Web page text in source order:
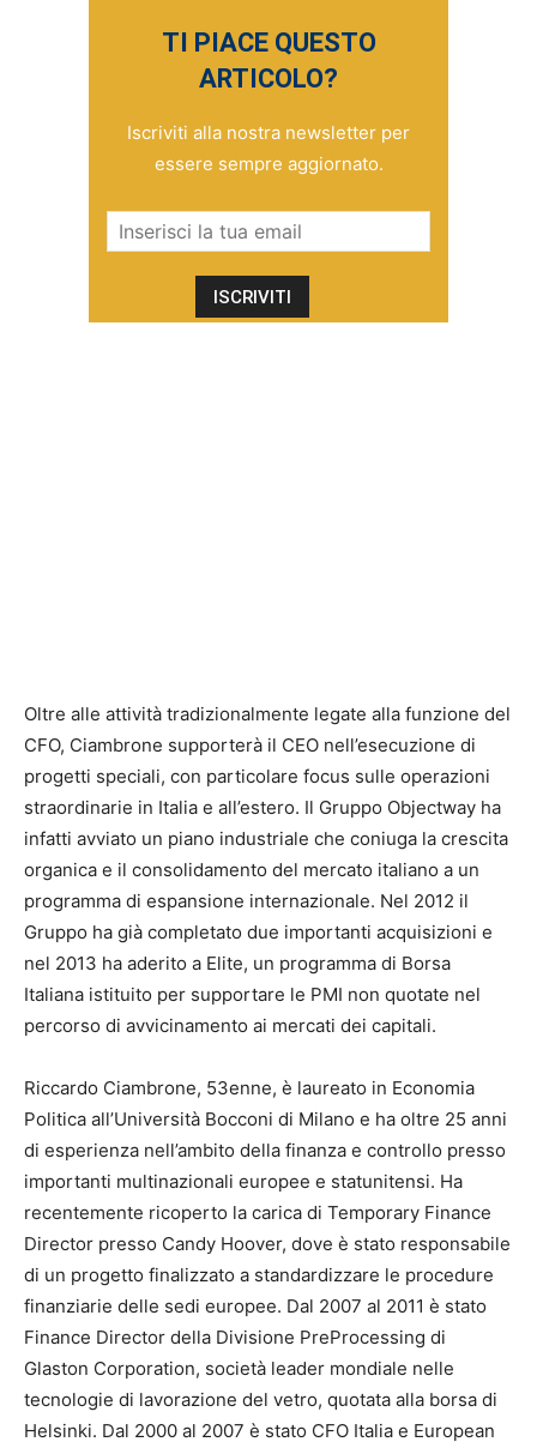
TI PIACE QUESTO
ARTICOLO?
Iscriviti alla nostra newsletter per
essere sempre aggiornato.
Oltre alle attività tradizionalmente legate alla funzione del
CFO, Ciambrone supporterà il CEO nell’esecuzione di
progetti speciali, con particolare focus sulle operazioni
straordinarie in Italia e all’estero. Il Gruppo Objectway ha
infatti avviato un piano industriale che coniuga la crescita
organica e il consolidamento del mercato italiano a un
programma di espansione internazionale. Nel 2012 il
Gruppo ha già completato due importanti acquisizioni e
nel 2013 ha aderito a Elite, un programma di Borsa
Italiana istituito per supportare le PMI non quotate nel
percorso di avvicinamento ai mercati dei capitali.
Riccardo Ciambrone, 53enne, è laureato in Economia
Politica all’Università Bocconi di Milano e ha oltre 25 anni
di esperienza nell’ambito della finanza e controllo presso
importanti multinazionali europee e statunitensi. Ha
recentemente ricoperto la carica di Temporary Finance
Director presso Candy Hoover, dove è stato responsabile
di un progetto finalizzato a standardizzare le procedure
finanziarie delle sedi europee. Dal 2007 al 2011 è stato
Finance Director della Divisione PreProcessing di
Glaston Corporation, società leader mondiale nelle
tecnologie di lavorazione del vetro, quotata alla borsa di
Helsinki. Dal 2000 al 2007 è stato CFO Italia e European